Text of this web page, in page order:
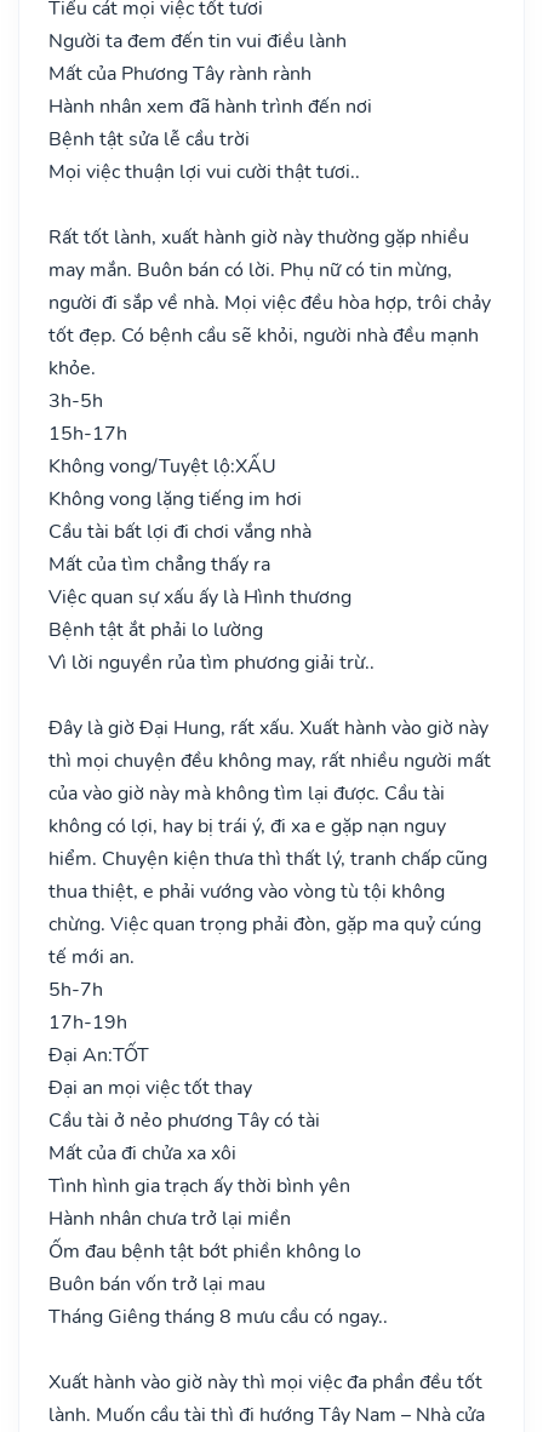
Tiểu cát mọi việc tốt tươi
Người ta đem đến tin vui điều lành
Mất của Phương Tây rành rành
Hành nhân xem đã hành trình đến nơi
Bệnh tật sửa lễ cầu trời
Mọi việc thuận lợi vui cười thật tươi..
Rất tốt lành, xuất hành giờ này thường gặp nhiều
may mắn. Buôn bán có lời. Phụ nữ có tin mừng,
người đi sắp về nhà. Mọi việc đều hòa hợp, trôi chảy
tốt đẹp. Có bệnh cầu sẽ khỏi, người nhà đều mạnh
khỏe.
3h-5h
15h-17h
Không vong/Tuyệt lộ:XẤU
Không vong lặng tiếng im hơi
Cầu tài bất lợi đi chơi vắng nhà
Mất của tìm chẳng thấy ra
Việc quan sự xấu ấy là Hình thương
Bệnh tật ắt phải lo lường
Vì lời nguyền rủa tìm phương giải trừ..
Đây là giờ Đại Hung, rất xấu. Xuất hành vào giờ này
thì mọi chuyện đều không may, rất nhiều người mất
của vào giờ này mà không tìm lại được. Cầu tài
không có lợi, hay bị trái ý, đi xa e gặp nạn nguy
hiểm. Chuyện kiện thưa thì thất lý, tranh chấp cũng
thua thiệt, e phải vướng vào vòng tù tội không
chừng. Việc quan trọng phải đòn, gặp ma quỷ cúng
tế mới an.
5h-7h
17h-19h
Đại An:TỐT
Đại an mọi việc tốt thay
Cầu tài ở nẻo phương Tây có tài
Mất của đi chửa xa xôi
Tình hình gia trạch ấy thời bình yên
Hành nhân chưa trở lại miền
Ốm đau bệnh tật bớt phiền không lo
Buôn bán vốn trở lại mau
Tháng Giêng tháng 8 mưu cầu có ngay..
Xuất hành vào giờ này thì mọi việc đa phần đều tốt
lành. Muốn cầu tài thì đi hướng Tây Nam – Nhà cửa